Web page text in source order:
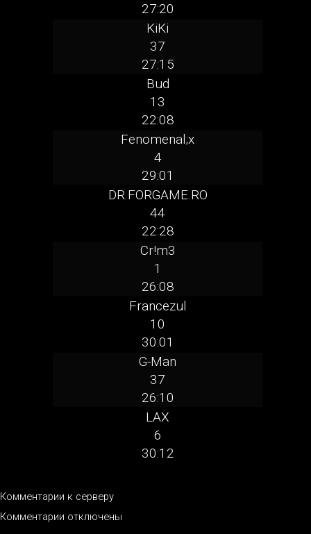
27:20
KiKi
37
27:15
Bud
13
22:08
Fenomenal;x
4
29:01
DR.FORGAME.RO
44
22:28
Cr!m3
1
26:08
Francezul
10
30:01
G-Man
37
26:10
LAX
6
30:12
Комментарии к серверу
Комментарии отключены